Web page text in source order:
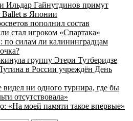
Ильдар Гайнутдинов примут
Ballet в Японии
пополнил состав
стал игроком «Спартака»
силам ли калининградцам
группу Этери Тутберидзе
в России учреждён День
ни одного турнира, где бы
отсутствовала»
«На моей памяти такое впервые»